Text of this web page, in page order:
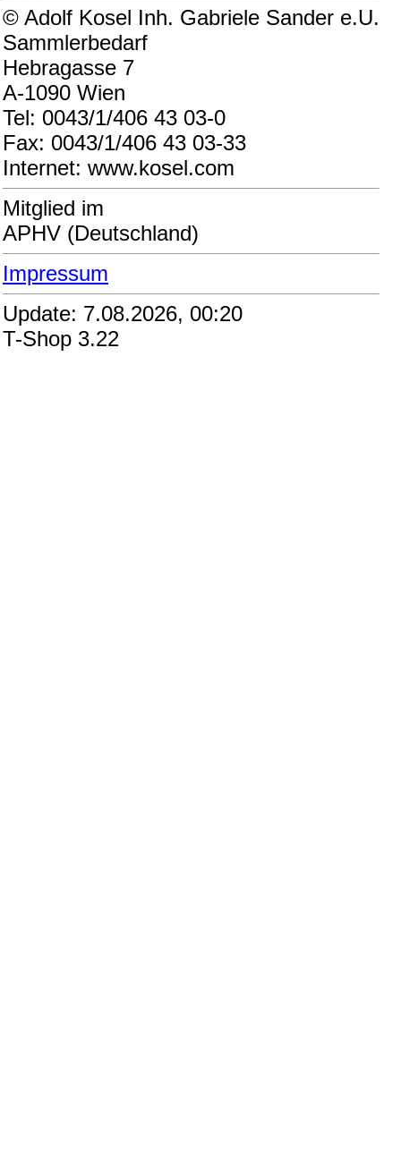
© Adolf Kosel Inh. Gabriele Sander e.U.
Sammlerbedarf
Hebragasse 7
A-1090 Wien
Tel: 0043/1/406 43 03-0
Fax: 0043/1/406 43 03-33
Internet: www.kosel.com
Mitglied im
APHV (Deutschland)
Impressum
Update: 7.08.2026, 00:20
T-Shop 3.22